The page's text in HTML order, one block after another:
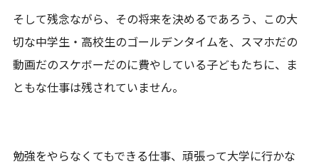
そして残念ながら、その将来を決めるであろう、この大
切な中学生・高校生のゴールデンタイムを、スマホだの
動画だのスケボーだのに費やしている子どもたちに、ま
ともな仕事は残されていません。
勉強をやらなくてもできる仕事、頑張って大学に行かな